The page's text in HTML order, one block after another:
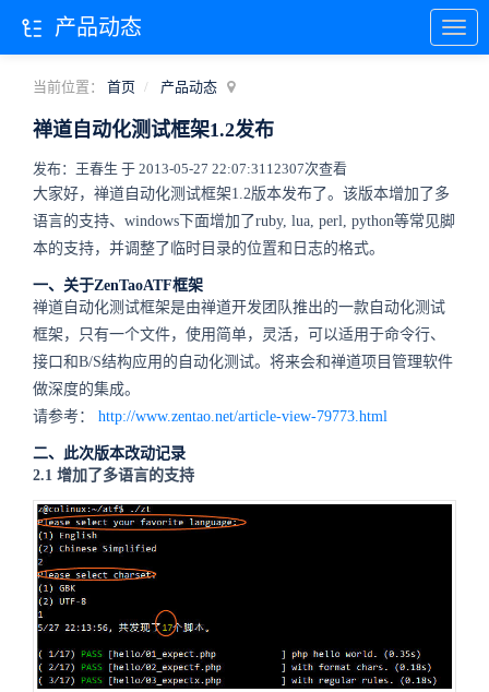
当前位置： 首页 产品动态
禅道自动化测试框架1.2发布
发布：王春生 于 2013-05-27 22:07:3112307次查看
大家好，禅道自动化测试框架1.2版本发布了。该版本增加了多
语言的支持、windows下面增加了ruby, lua, perl, python等常见脚
本的支持，并调整了临时目录的位置和日志的格式。
一、关于ZenTaoATF框架
禅道自动化测试框架是由禅道开发团队推出的一款自动化测试
框架，只有一个文件，使用简单，灵活，可以适用于命令行、
接口和B/S结构应用的自动化测试。将来会和禅道项目管理软件
做深度的集成。
请参考： http://www.zentao.net/article-view-79773.html
二、此次版本改动记录
2.1 增加了多语言的支持
产品动态